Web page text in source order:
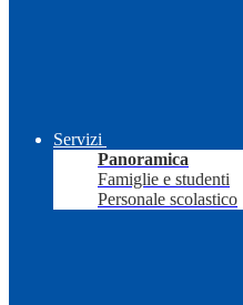
Servizi
Panoramica
Famiglie e studenti
Personale scolastico